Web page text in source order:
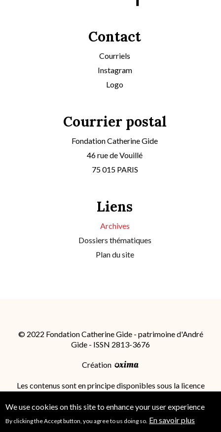
Contact
Courriels
Instagram
Logo
Courrier postal
Fondation Catherine Gide
46 rue de Vouillé
75 015 PARIS
Liens
Archives
Dossiers thématiques
Plan du site
© 2022 Fondation Catherine Gide - patrimoine d'André
Gide - ISSN 2813-3676
Création
Les contenus sont en principe disponibles sous la licence
International (CC BY-SA 4.0); des conditions
supplémentaires peuvent s'appliquer.
We use cookies on this site to enhance your user experience
By clicking the Accept button, you agree to us doing so. En savoir plus